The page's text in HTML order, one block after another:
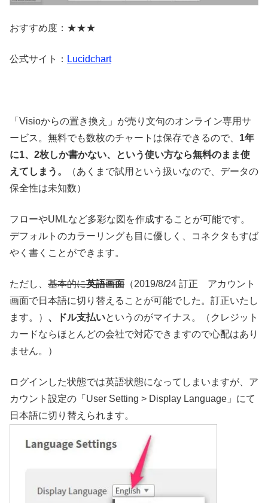
おすすめ度：★★★
公式サイト： Lucidchart
「Visioからの置き換え」が売り文句のオンライン専用サ
ービス。無料でも数枚のチャートは保存できるので、 1年
に1、2枚しか書かない、という使い方なら無料のまま使
えてしまう。
（あくまで試用という扱いなので、データの
保全性は未知数）
フローやUMLなど多彩な図を作成することが可能です。
デフォルトのカラーリングも目に優しく、コネクタもすば
やく書くことができます。
ただし、 基本的に英語画面 （2019/8/24 訂正 アカウント
画面で日本語に切り替えることが可能でした。訂正いたし
ます。） 、ドル支払いというのがマイナス。（クレジット
カードならほとんどの会社で対応できますので心配はあり
ません。）
ログインした状態では英語状態になってしまいますが、ア
カウント設定の「User Setting > Display Language」にて
日本語に切り替えられます。